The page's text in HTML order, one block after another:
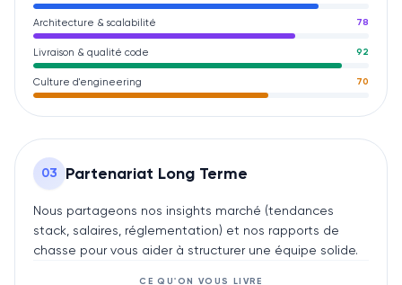
Architecture & scalabilité 78
Livraison & qualité code 92
Culture d'engineering 70
03 Partenariat Long Terme
Nous partageons nos insights marché (tendances
stack, salaires, réglementation) et nos rapports de
chasse pour vous aider à structurer une équipe solide.
CE QU'ON VOUS LIVRE